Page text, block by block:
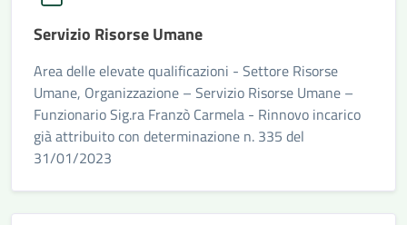
Servizio Risorse Umane
Area delle elevate qualificazioni - Settore Risorse
Umane, Organizzazione – Servizio Risorse Umane –
Funzionario Sig.ra Franzò Carmela - Rinnovo incarico
già attribuito con determinazione n. 335 del
31/01/2023